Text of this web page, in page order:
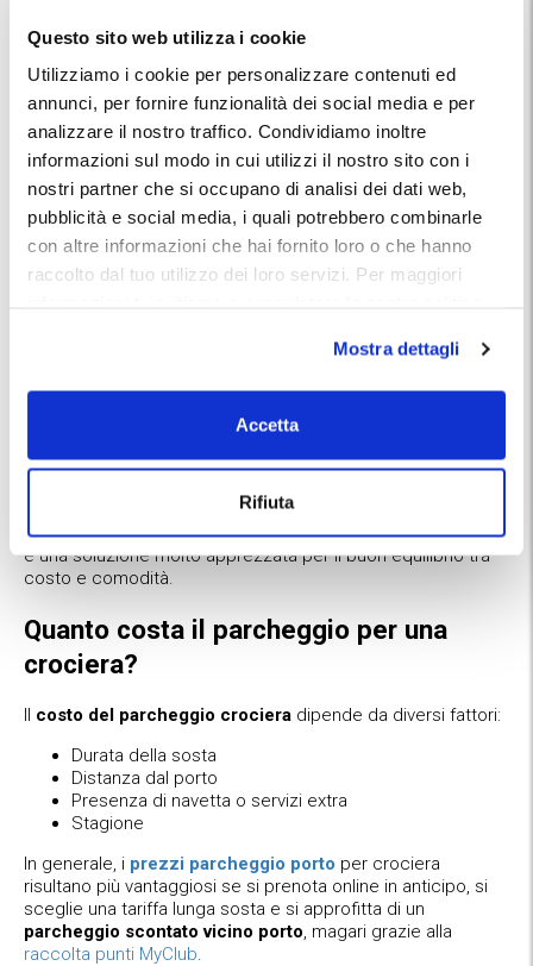
Questo sito web utilizza i cookie
Utilizziamo i cookie per personalizzare contenuti ed
annunci, per fornire funzionalità dei social media e per
analizzare il nostro traffico. Condividiamo inoltre
informazioni sul modo in cui utilizzi il nostro sito con i
nostri partner che si occupano di analisi dei dati web,
pubblicità e social media, i quali potrebbero combinarle
con altre informazioni che hai fornito loro o che hanno
raccolto dal tuo utilizzo dei loro servizi. Per maggiori
Mostra dettagli
Accetta
Rifiuta
Queste caratteristiche rendono ilparcheggio custodito
durante crocierala scelta preferita da chi parte
serenamente sapendo che il proprio veicolo è al sicuro fino
al rientro.
Parcheggi con navetta per il porto
crociere
Moltiparcheggi con navetta per terminal crocieresi
trovano leggermente più distanti dal porto, ma compensano
con un servizio di trasferimento rapido ed efficiente.
Arrivi al parcheggio con la tua auto
imbarco, operative in base alle partenze delle navi e incluse
nel prezzo del parcheggio. Ilparcheggio navetta crociera
è una soluzione molto apprezzata per il buon equilibrio tra
costo e comodità.
Quanto costa il parcheggio per una
crociera?
Il costo del parcheggio crociera dipende da diversi fattori:
Durata della sosta
Distanza dal porto
Presenza di navetta o servizi extra
Stagione
In generale, i prezzi parcheggio porto per crociera
risultano più vantaggiosi se si prenota online in anticipo, si
sceglie una tariffa lunga sosta e si approfitta di un
parcheggio scontato vicino porto, magari grazie alla
raccolta punti MyClub.